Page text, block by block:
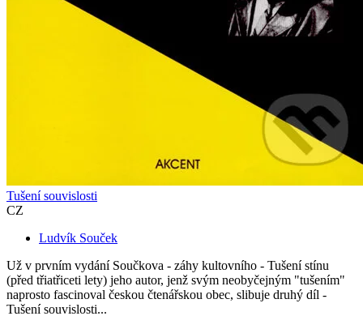
Tušení souvislosti
CZ
Ludvík Souček
Už v prvním vydání Součkova - záhy kultovního - Tušení stínu
(před třiatřiceti lety) jeho autor, jenž svým neobyčejným "tušením"
naprosto fascinoval českou čtenářskou obec, slibuje druhý díl -
Tušení souvislosti...